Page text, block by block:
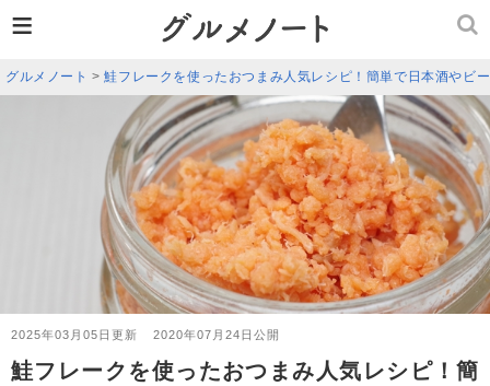
グルメノート >鮭フレークを使ったおつまみ人気レシピ！簡単で日本酒やビ
2025年03月05日更新 2020年07月24日公開
鮭フレークを使ったおつまみ人気レシピ！簡
≡